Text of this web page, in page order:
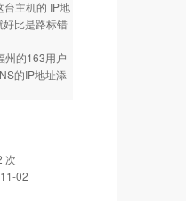
台主机的 IP地
比是路标错
州的163用户
的IP地址添
次
02